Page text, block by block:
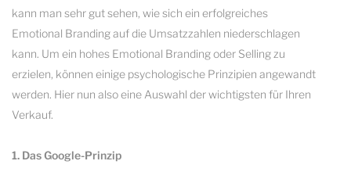
kann man sehr gut sehen, wie sich ein erfolgreiches
Emotional Branding auf die Umsatzzahlen niederschlagen
kann. Um ein hohes Emotional Branding oder Selling zu
erzielen, können einige psychologische Prinzipien angewandt
werden. Hier nun also eine Auswahl der wichtigsten für Ihren
Verkauf.
1. Das Google-Prinzip